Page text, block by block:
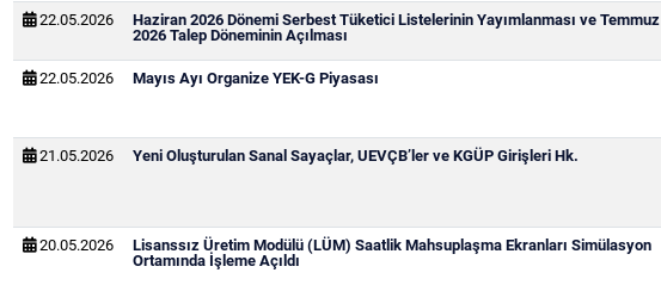
22.05.2026
Haziran 2026 Dönemi Serbest Tüketici Listelerinin Yayımlanması ve Temmuz
2026 Talep Döneminin Açılması
22.05.2026 Mayıs Ayı Organize YEK-G Piyasası
21.05.2026 Yeni Oluşturulan Sanal Sayaçlar, UEVÇB’ler ve KGÜP Girişleri Hk.
20.05.2026
Lisanssız Üretim Modülü (LÜM) Saatlik Mahsuplaşma Ekranları Simülasyon
Ortamında İşleme Açıldı